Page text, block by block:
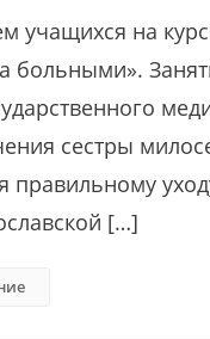
учащихся на
больными».
сестры
правильному
[…]